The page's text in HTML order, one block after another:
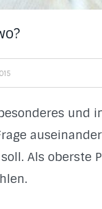
und
Als oberste